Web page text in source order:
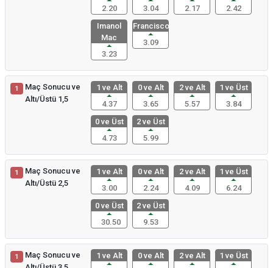
2.20
3.04
2.17
2.42
Imanol
Mac
3.23
Francisco
3.09
1
Maç Sonucu ve
Altı/Üstü 1,5
1 ve Alt
4.37
0 ve Alt
3.65
2 ve Alt
5.57
1 ve Üst
3.84
0 ve Üst
4.73
2 ve Üst
5.99
1
Maç Sonucu ve
Altı/Üstü 2,5
1 ve Alt
3.00
0 ve Alt
2.24
2 ve Alt
4.09
1 ve Üst
6.24
0 ve Üst
30.50
2 ve Üst
9.53
1
Maç Sonucu ve
1 ve Alt
0 ve Alt
2 ve Alt
1 ve Üst